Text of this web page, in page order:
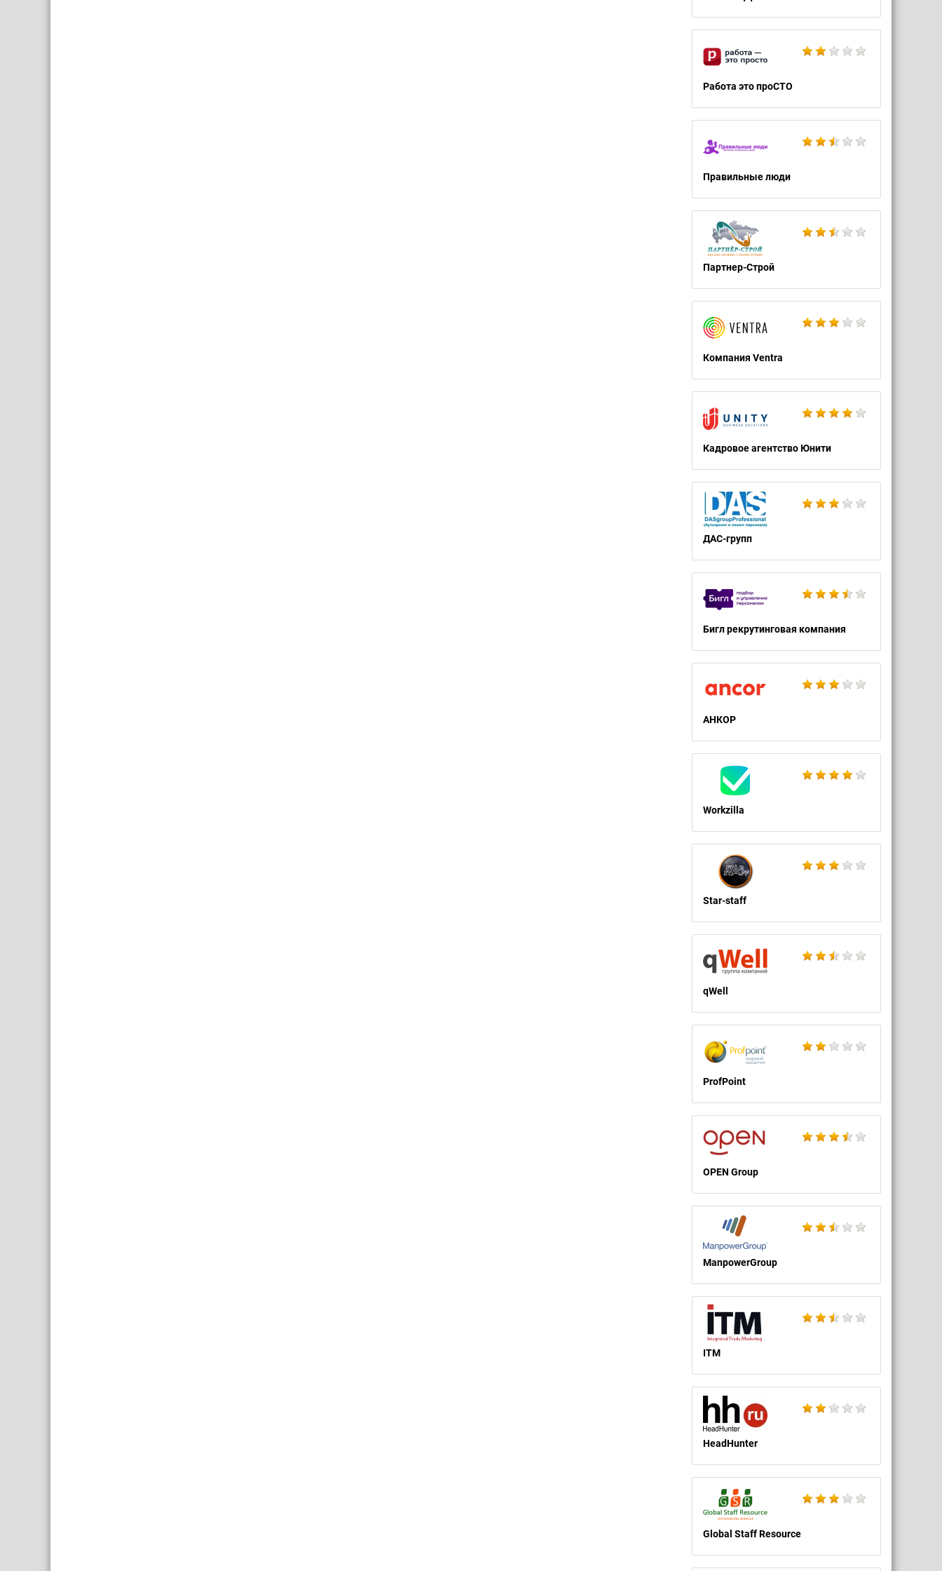
Работа это проСТО
Правильные люди
Партнер-Строй
Компания Ventra
Кадровое агентство Юнити
ДАС-групп
Бигл рекрутинговая компания
АНКОР
Workzilla
Star-staff
qWell
ProfPoint
OPEN Group
ManpowerGroup
ITM
HeadHunter
Global Staff Resource